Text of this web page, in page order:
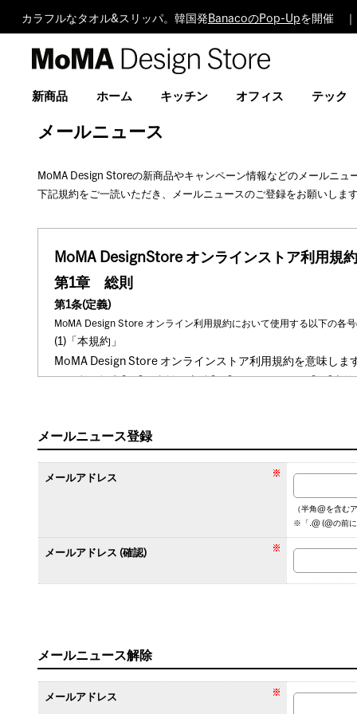
カラフルなタオル&スリッパ。韓国発 BanacoのPop-Upを開催
Design
新商品 ホーム キッチン オフィス テック
メールニュース
MoMA Design Storeの新商品やキャンペーン情報などのメールニュ
下記規約をご一読いただき、メールニュースのご登録をお願いします
MoMA DesignStore オンラインストア利用規約
第1章 総則
第1条(定義)
MoMA Design Store オンライン利用規約において使用する以下の各
(1)「本規約」
MoMA Design Store オンラインストア利用規約を意味し
■【クーポン規定】https://www.momastore.jp/shop/
■【投稿サービス利用規定】https://www.momastore.jp/
■【お支払い方法】
https://www.momastore.jp/shop/
https://
(2)「当社」
株式会社ロフトを意味します。
(3) 「当社ウェブサイト」
(5) 「商品購入等」
当社から商品を購入し、サービスの提供を受けることを意
(6)「商品等」
メールニュース登録
メールアドレス
（半角@を含む
※「.@ (@の前に
メールアドレス (確認)
メールニュース解除
メールアドレス